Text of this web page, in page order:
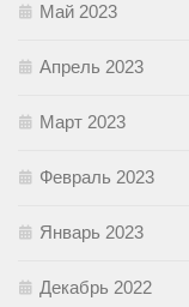
Май 2023
Апрель 2023
Март 2023
Февраль 2023
Январь 2023
Декабрь 2022